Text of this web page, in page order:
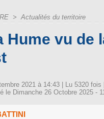
> Actualités du territoire
Hume vu de
2021 à 14:43 | Lu 5320 fois |
le Dimanche 26 Octobre 2025 -